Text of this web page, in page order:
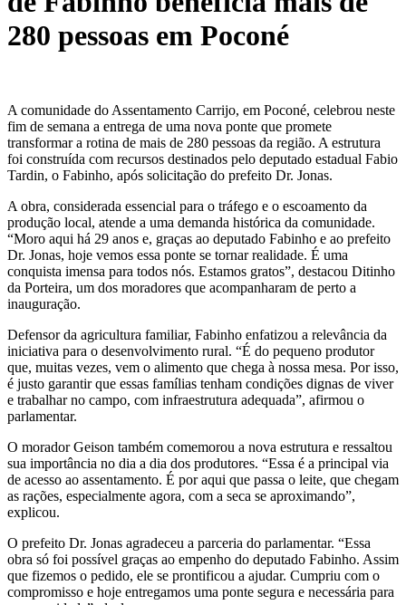
280 pessoas em Poconé
A comunidade do Assentamento Carrijo, em Poconé, celebrou neste
fim de semana a entrega de uma nova ponte que promete
transformar a rotina de mais de 280 pessoas da região. A estrutura
foi construída com recursos destinados pelo deputado estadual Fabio
Tardin, o Fabinho, após solicitação do prefeito Dr. Jonas.
A obra, considerada essencial para o tráfego e o escoamento da
produção local, atende a uma demanda histórica da comunidade.
“Moro aqui há 29 anos e, graças ao deputado Fabinho e ao prefeito
Dr. Jonas, hoje vemos essa ponte se tornar realidade. É uma
conquista imensa para todos nós. Estamos gratos”, destacou Ditinho
da Porteira, um dos moradores que acompanharam de perto a
inauguração.
Defensor da agricultura familiar, Fabinho enfatizou a relevância da
iniciativa para o desenvolvimento rural. “É do pequeno produtor
que, muitas vezes, vem o alimento que chega à nossa mesa. Por isso,
é justo garantir que essas famílias tenham condições dignas de viver
e trabalhar no campo, com infraestrutura adequada”, afirmou o
parlamentar.
O morador Geison também comemorou a nova estrutura e ressaltou
sua importância no dia a dia dos produtores. “Essa é a principal via
de acesso ao assentamento. É por aqui que passa o leite, que chegam
as rações, especialmente agora, com a seca se aproximando”,
explicou.
O prefeito Dr. Jonas agradeceu a parceria do parlamentar. “Essa
obra só foi possível graças ao empenho do deputado Fabinho. Assim
que fizemos o pedido, ele se prontificou a ajudar. Cumpriu com o
compromisso e hoje entregamos uma ponte segura e necessária para